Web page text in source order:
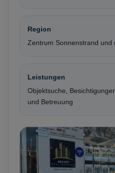
Region
Zentrum Sonnenstrand und
Leistungen
Objektsuche,
und Betreuung